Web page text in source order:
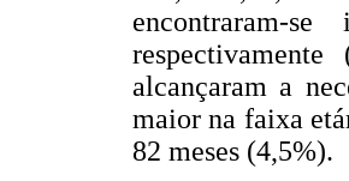
encontraram-
respectivamente
alcançaram a
maior na faixa
82 meses (4,5%).